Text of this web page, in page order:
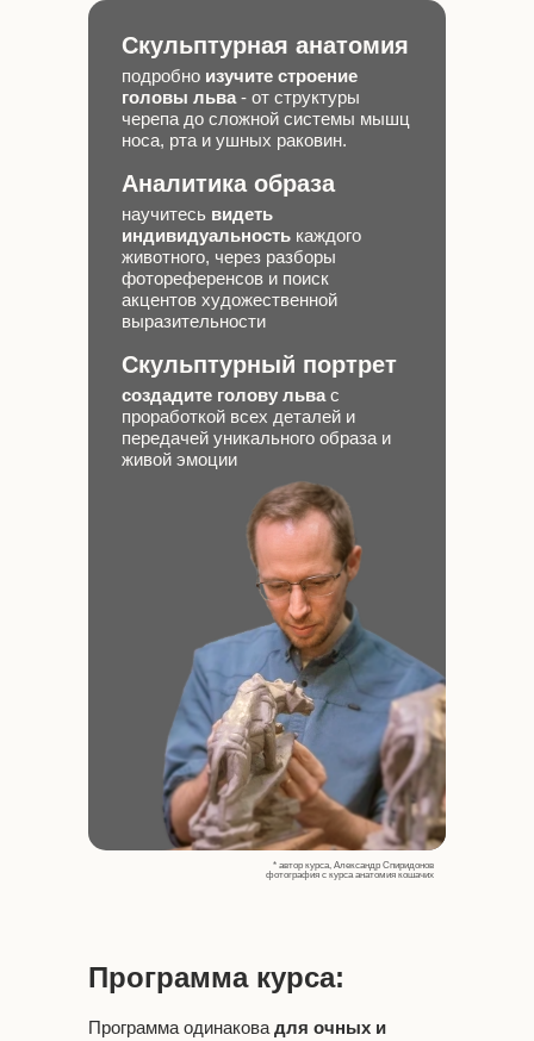
Скульптурная анатомия
подробно изучите строение
головы льва - от структуры
черепа до сложной системы мышц
носа, рта и ушных раковин.
Аналитика образа
научитесь видеть
индивидуальность каждого
животного, через разборы
фотореференсов и поиск
акцентов художественной
выразительности
Скульптурный портрет
создадите голову льва с
проработкой всех деталей и
передачей уникального образа и
живой эмоции
* автор курса, Александр Спиридонов
фотография с курса анатомия кошачих
Программа одинакова для очных и
Программа курса: